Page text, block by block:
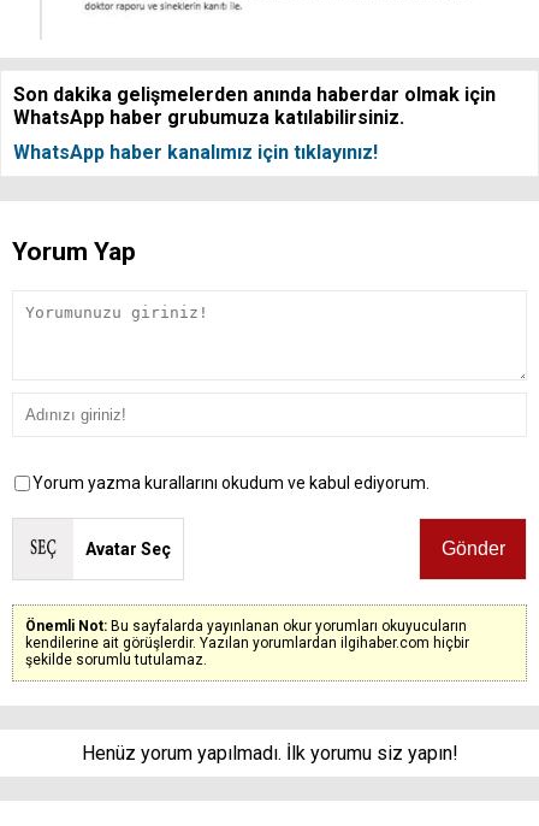
Son dakika gelişmelerden anında haberdar olmak için
WhatsApp haber grubumuza katılabilirsiniz.
WhatsApp haber kanalımız için tıklayınız!
Yorum Yap
Yorum yazma kurallarını okudum ve kabul ediyorum.
Avatar Seç
Önemli Not: Bu sayfalarda yayınlanan okur yorumları okuyucuların
kendilerine ait görüşlerdir. Yazılan yorumlardan ilgihaber.com hiçbir
şekilde sorumlu tutulamaz.
Henüz yorum yapılmadı. İlk yorumu siz yapın!